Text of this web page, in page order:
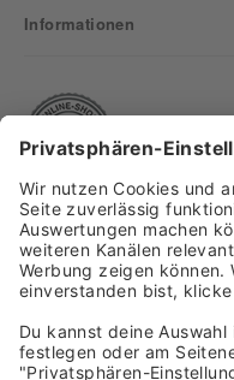
Informationen
Versand